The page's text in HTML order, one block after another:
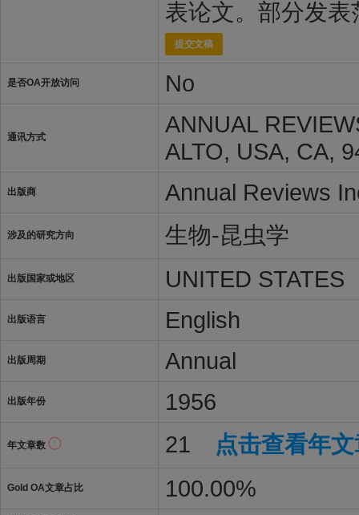
表论文。部分发
提交文稿
是否OA开放访问 No
通讯方式
ANNUAL
ALTO, USA, CA,
出版商 Annual Reviews
涉及的研究方向 生物-昆虫学
出版国家或地区 UNITED STATES
出版语言 English
出版周期 Annual
出版年份 1956
年文章数 21 点击查看年
Gold OA文章占比 100.00%